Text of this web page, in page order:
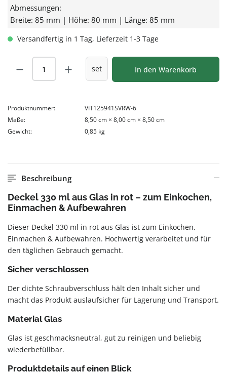
Abmessungen:
Breite: 85 mm | Höhe: 80 mm | Länge: 85 mm
Versandfertig in 1 Tag, Lieferzeit 1-3 Tage
Produkt Anzahl: Gib den gewünschten
set In den Warenkorb
Produktnummer:
VIT125941SVRW-6
Maße:
8,50 cm × 8,00 cm × 8,50 cm
Gewicht:
0,85 kg
Beschreibung
Deckel 330 ml aus Glas in rot – zum Einkochen,
Einmachen & Aufbewahren
Dieser Deckel 330 ml in rot aus Glas ist zum Einkochen,
Einmachen & Aufbewahren. Hochwertig verarbeitet und für
den täglichen Gebrauch gemacht.
Sicher verschlossen
Der dichte Schraubverschluss hält den Inhalt sicher und
macht das Produkt auslaufsicher für Lagerung und Transport.
Material Glas
Glas ist geschmacksneutral, gut zu reinigen und beliebig
wiederbefüllbar.
Produktdetails auf einen Blick